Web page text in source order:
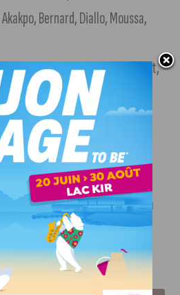
Akakpo, Bernard, Diallo, Moussa,
:Chahid, Hamada, Lembezat,
Ben Fredj, Djaé, N’Chobi, Schur
rendez-vous sur labilletterie en